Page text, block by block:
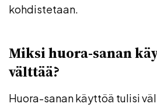
kohdistetaan.
Miksi huora-sanan
välttää?
Huora-sanan käyttöä tulisi